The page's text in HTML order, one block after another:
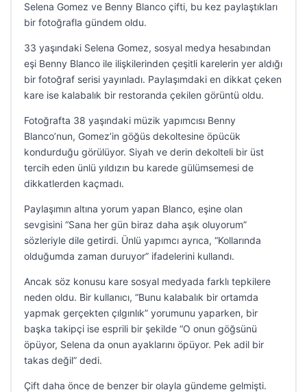
Selena Gomez ve Benny Blanco çifti, bu kez paylaştıkları
bir fotoğrafla gündem oldu.
33 yaşındaki Selena Gomez, sosyal medya hesabından
eşi Benny Blanco ile ilişkilerinden çeşitli karelerin yer aldığı
bir fotoğraf serisi yayınladı. Paylaşımdaki en dikkat çeken
kare ise kalabalık bir restoranda çekilen görüntü oldu.
Fotoğrafta 38 yaşındaki müzik yapımcısı Benny
Blanco’nun, Gomez’in göğüs dekoltesine öpücük
kondurduğu görülüyor. Siyah ve derin dekolteli bir üst
tercih eden ünlü yıldızın bu karede gülümsemesi de
dikkatlerden kaçmadı.
Paylaşımın altına yorum yapan Blanco, eşine olan
sevgisini “Sana her gün biraz daha aşık oluyorum”
sözleriyle dile getirdi. Ünlü yapımcı ayrıca, “Kollarında
olduğumda zaman duruyor” ifadelerini kullandı.
Ancak söz konusu kare sosyal medyada farklı tepkilere
neden oldu. Bir kullanıcı, “Bunu kalabalık bir ortamda
yapmak gerçekten çılgınlık” yorumunu yaparken, bir
başka takipçi ise esprili bir şekilde “O onun göğsünü
öpüyor, Selena da onun ayaklarını öpüyor. Pek adil bir
takas değil” dedi.
Çift daha önce de benzer bir olayla gündeme gelmişti.